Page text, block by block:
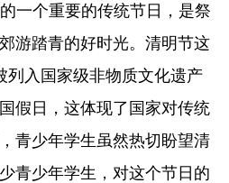
一个重要的传统节日，是祭
游踏青的好时光。清明节这
列入国家级非物质文化遗产
假日，这体现了国家对传统
青少年学生虽然热切盼望清
青少年学生，对这个节日的